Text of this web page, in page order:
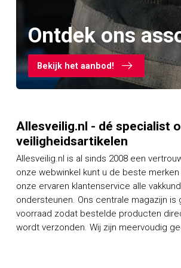
Ontdek ons
Bekijk het aanbod!
Allesveilig.nl - dé specialist
veiligheidsartikelen
Allesveilig.nl is al sinds 2008 een
onze webwinkel kunt u de beste
onze ervaren klantenservice alle
ondersteunen. Ons centrale magazijn
voorraad zodat bestelde producten
wordt verzonden. Wij zijn meervoudig gecertificeerd en officieel dealer van een groot aantal